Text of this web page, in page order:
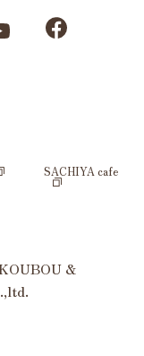
SACHIYA cafe
&